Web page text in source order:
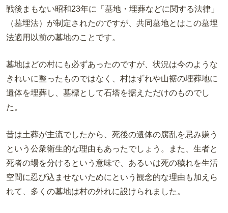
戦後まもない昭和23年に「墓地・埋葬などに関する法律」
（墓埋法）が制定されたのですが、共同墓地とはこの墓埋
法適用以前の墓地のことです。
墓地はどの村にも必ずあったのですが、状況は今のような
きれいに整ったものではなく、村はずれや山裾の埋葬地に
遺体を埋葬し、墓標として石塔を据えただけのものでし
た。
昔は土葬が主流でしたから、死後の遺体の腐乱を忌み嫌う
という公衆衛生的な理由もあったでしょう。また、生者と
死者の場を分けるという意味で、あるいは死の穢れを生活
空間に忍び込ませないためにという観念的な理由も加えら
れて、多くの墓地は村の外れに設けられました。